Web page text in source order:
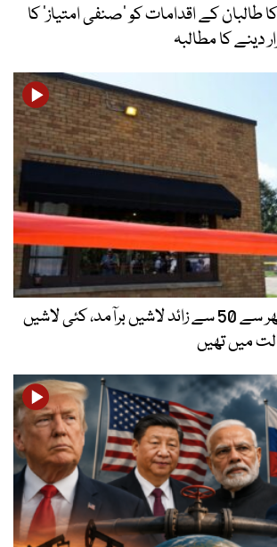
کا طالبان کے اقدامات کو ’صنفی امتیاز‘ کا
دینے کا مطالبہ
شکاگو کے میت گھر سے 50 سے زائد لاشیں برآمد، کئی لاشیں
میں تھیں